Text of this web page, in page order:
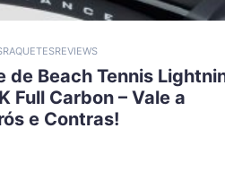
RAQUETESREVIEWS
de Beach Tennis
Full Carbon – Vale a
e Contras!